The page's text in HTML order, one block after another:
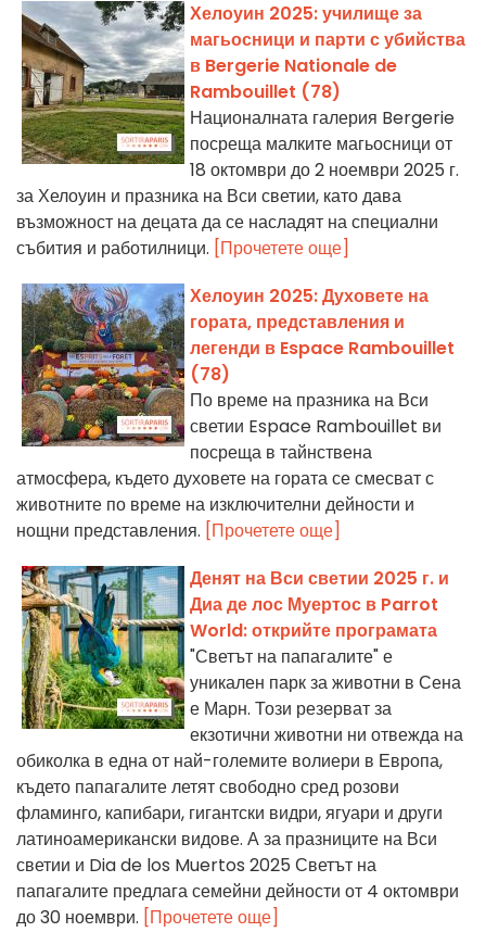
Хелоуин 2025: училище за
магьосници и парти с убийства
в Bergerie Nationale de
Rambouillet (78)
Националната галерия Bergerie
посреща малките магьосници от
18 октомври до 2 ноември 2025 г.
за Хелоуин и празника на Вси светии, като дава
възможност на децата да се насладят на специални
събития и работилници. [Прочетете още]
Хелоуин 2025: Духовете на
гората, представления и
легенди в Espace Rambouillet
(78)
По време на празника на Вси
светии Espace Rambouillet ви
посреща в тайнствена
атмосфера, където духовете на гората се смесват с
животните по време на изключителни дейности и
нощни представления. [Прочетете още]
Денят на Вси светии 2025 г. и
Диа де лос Муертос в Parrot
World: открийте програмата
"Светът на папагалите" е
уникален парк за животни в Сена
е Марн. Този резерват за
екзотични животни ни отвежда на
обиколка в една от най-големите волиери в Европа,
където папагалите летят свободно сред розови
фламинго, капибари, гигантски видри, ягуари и други
латиноамерикански видове. А за празниците на Вси
светии и Dia de los Muertos 2025 Светът на
папагалите предлага семейни дейности от 4 октомври
до 30 ноември. [Прочетете още]